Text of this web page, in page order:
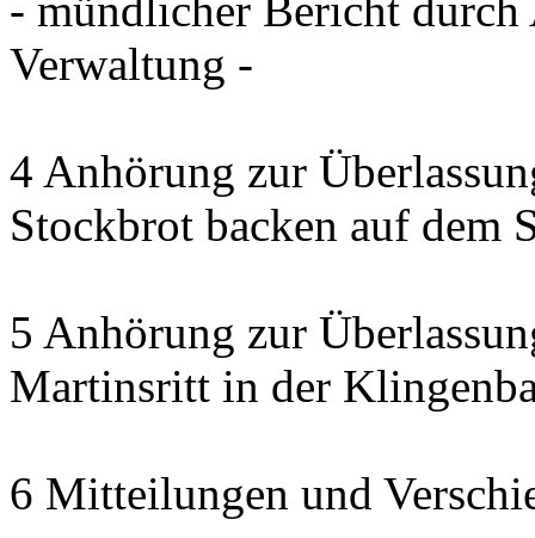
Verwaltung -
4 Anhörung zur
Stockbrot backen auf dem
5 Anhörung zur
Martinsritt in der
6 Mitteilungen und